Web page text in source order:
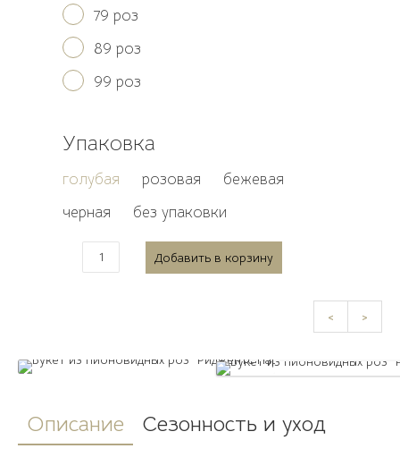
79 роз
89 роз
99 роз
Упаковка
голубая розовая
бежевая
черная
без упаковки
< >
Описание Сезонность и уход